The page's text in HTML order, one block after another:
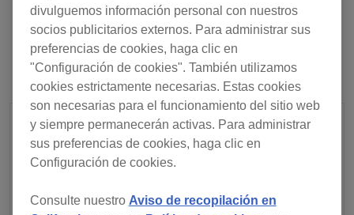
Siguiente
divulguemos información personal con nuestros
socios publicitarios externos. Para administrar sus
preferencias de cookies, haga clic en
"Configuración de cookies". También utilizamos
cookies estrictamente necesarias. Estas cookies
son necesarias para el funcionamiento del sitio web
y siempre permanecerán activas. Para administrar
sus preferencias de cookies, haga clic en
Configuración de cookies.
Consulte nuestro Aviso de recopilación en